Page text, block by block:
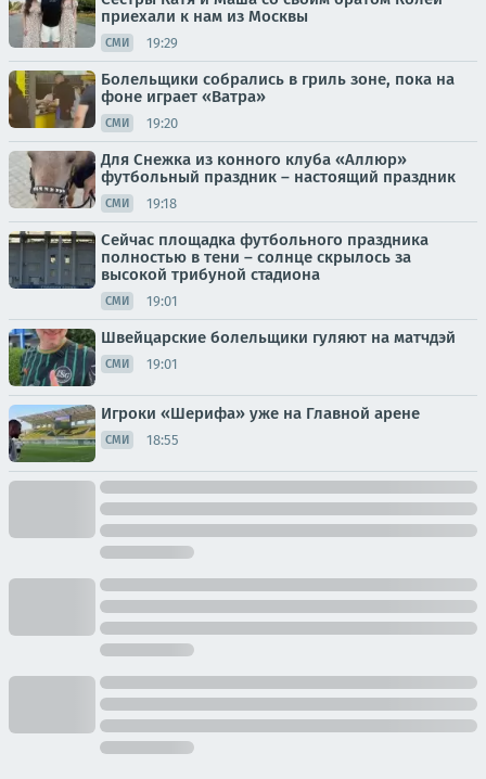
приехали к нам из Москвы
СМИ 19:29
Болельщики собрались в гриль зоне, пока на
фоне играет «Ватра»
СМИ 19:20
Для Снежка из конного клуба «Аллюр»
футбольный праздник – настоящий праздник
СМИ 19:18
Сейчас площадка футбольного праздника
полностью в тени – солнце скрылось за
высокой трибуной стадиона
СМИ 19:01
Швейцарские болельщики гуляют на матчдэй
СМИ 19:01
Игроки «Шерифа» уже на Главной арене
СМИ 18:55